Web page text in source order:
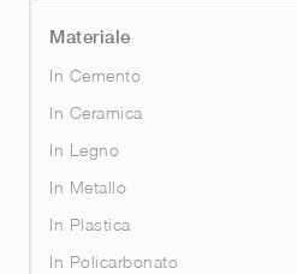
Materiale
In Cemento
In Ceramica
In Legno
In Metallo
In Plastica
In Policarbonato